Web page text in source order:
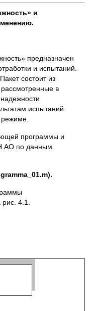
и
предназначен
и испытаний.
состоит из
в
испытаний.
режиме.
программы и
АО по данным
_01.m).
4.1.